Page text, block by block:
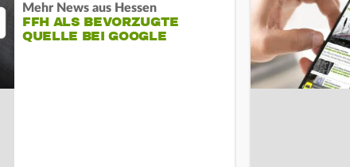
Mehr News aus Hessen
FFH ALS BEVORZUGTE
QUELLE BEI GOOGLE